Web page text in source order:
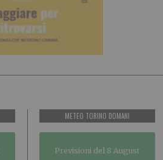
METEO TORINO DOMANI
Previsioni del 8 August